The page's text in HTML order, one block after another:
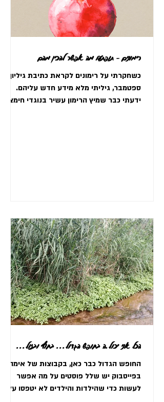
רימונים - תופתעו מה אפשר להכין מהם
כשחקרתי על רימונים לקראת כתיבת גיליון
ספטמבר, גיליתי מלא מידע חדש עליהם.
ידעתי כבר שמיץ הרימון עשיר בנוגדי חימצון
הכל אני יכול.ה בחופש הגדול... בחוץ ובזול...
החופש הגדול כבר כאן, בקבוצות של אימהות
בפייסבוק יש שלל פוסטים על מה אפשר
לעשות כדי שהילדות והילדים לא יטפסו על